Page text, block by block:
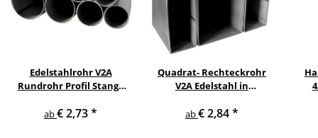
Edelstahlrohr V2A
Rundrohr Profil Stange
Durchmessern
ab€ 2,73*
Quadrat- Rechteckrohr
V2A Edelstahl in
Querschnitten und
ab€ 2,84*